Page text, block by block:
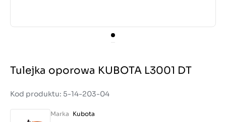
Tulejka oporowa KUBOTA L3001 DT
Kod produktu: 5-14-203-04
Marka Kubota